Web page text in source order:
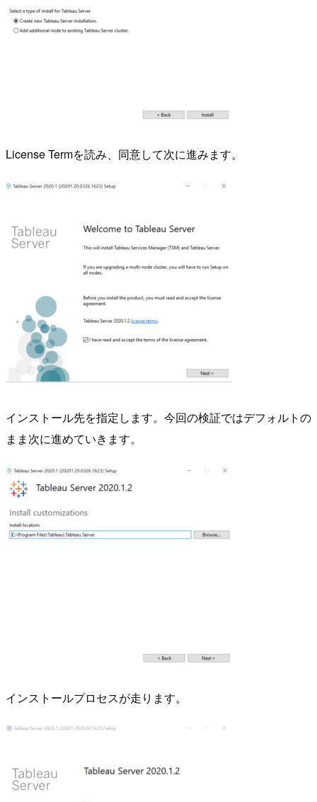
License Termを読み、同意して次に進みます。
インストール先を指定します。今回の検証ではデフォルトの
まま次に進めていきます。
インストールプロセスが走ります。